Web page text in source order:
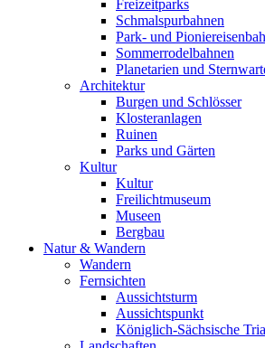
Freizeitparks
Schmalspurbahnen
Park- und
Sommerrodelbahnen
Planetarien und
Architektur
Burgen und Schlösser
Klosteranlagen
Ruinen
Parks und Gärten
Kultur
Kultur
Freilichtmuseum
Museen
Bergbau
Natur & Wandern
Wandern
Fernsichten
Aussichtsturm
Aussichtspunkt
Königlich-Sächsische